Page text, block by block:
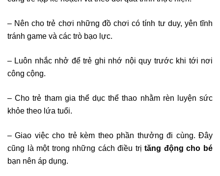
– Nên cho trẻ chơi những đồ chơi có tính tư duy, yên tĩnh
tránh game và các trò bạo lực.
– Luôn nhắc nhở để trẻ ghi nhớ nội quy trước khi tới nơi
công cộng.
– Cho trẻ tham gia thể dục thể thao nhằm rèn luyện sức
khỏe theo lứa tuổi.
– Giao việc cho trẻ kèm theo phần thưởng đi cùng. Đây
cũng là một trong những cách điều trịtăng động cho bé
bạn nên áp dụng.